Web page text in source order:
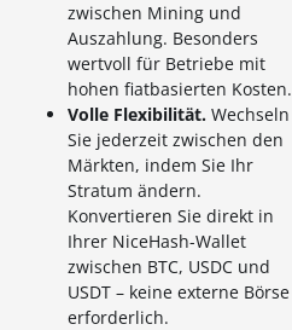
zwischen Mining und
Auszahlung. Besonders
wertvoll für Betriebe mit
hohen fiatbasierten Kosten.
Volle Flexibilität. Wechseln
Sie jederzeit zwischen den
Märkten, indem Sie Ihr
Stratum ändern.
Konvertieren Sie direkt in
Ihrer NiceHash-Wallet
zwischen BTC, USDC und
USDT – keine externe Börse
erforderlich.